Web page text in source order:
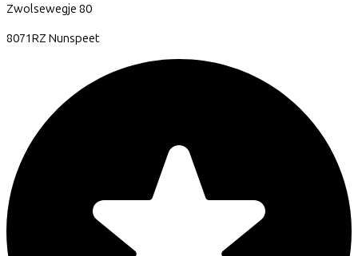
Zwolsewegje 80
8071RZ Nunspeet